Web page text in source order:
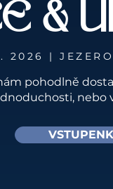
&
2026 | JEZERO
pohodlně